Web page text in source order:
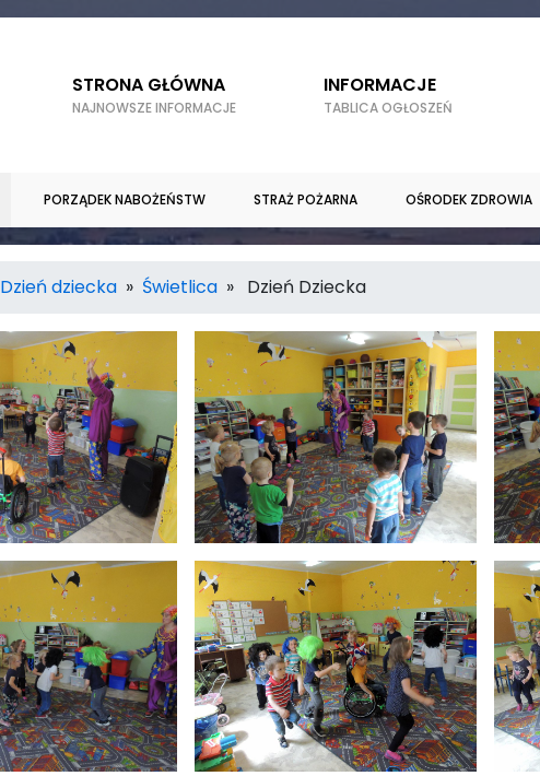
STRONA GŁÓWNA
NAJNOWSZE INFORMACJE
INFORMACJE
TABLICA OGŁOSZEŃ
PORZĄDEK NABOŻEŃSTW STRAŻ POŻARNA OŚRODEK ZDROWIA
Dzień dziecka » Świetlica » Dzień Dziecka